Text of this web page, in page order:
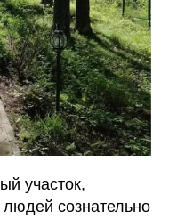
участок,
сознательно